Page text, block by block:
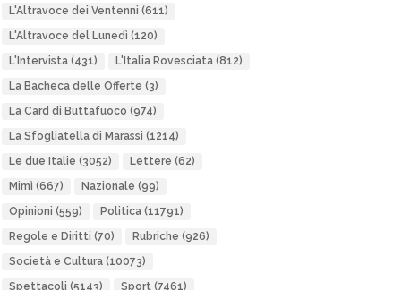
L'Altravoce dei Ventenni (611)
L'Altravoce del Lunedì (120)
L'Intervista(431) L'Italia Rovesciata(812)
La Bacheca delle Offerte (3)
La Card di Buttafuoco (974)
La Sfogliatella di Marassi (1214)
Le due Italie (3052) Lettere (62)
Mimì (667) Nazionale (99)
Opinioni (559) Politica(11791)
Regole e Diritti (70) Rubriche (926)
Società e Cultura(10073)
Spettacoli (5143) Sport(7461)